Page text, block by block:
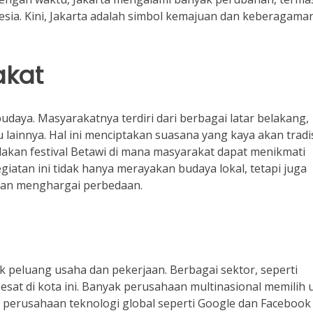
Kini, Jakarta adalah simbol kemajuan dan
Masyarakatnya terdiri dari berbagai latar belakang,
Hal ini menciptakan suasana yang kaya akan
festival Betawi di mana masyarakat dapat menikmati
ini tidak hanya merayakan budaya lokal, tetapi juga
menghargai perbedaan.
peluang usaha dan pekerjaan. Berbagai sektor, seperti
di kota ini. Banyak perusahaan multinasional memilih
teknologi global seperti Google dan Facebook